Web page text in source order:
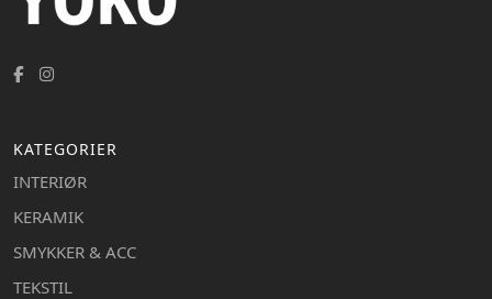
KATEGORIER
INTERIØR
KERAMIK
SMYKKER & ACC
TEKSTIL